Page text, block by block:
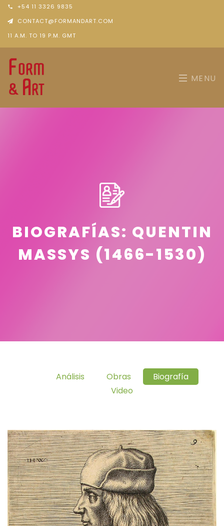
+54 11 3326 9835
CONTACT@FORMANDART.COM
11 A.M. TO 19 P.M. GMT
MENU
BIOGRAFÍAS: QUENTIN
MASSYS (1466-1530)
Análisis Obras
Biografía
Video